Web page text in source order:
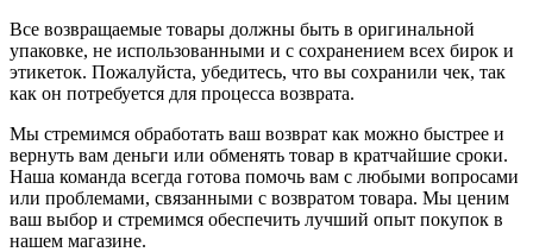
Все возвращаемые товары должны быть в оригинальной
упаковке, не использованными и с сохранением всех бирок и
этикеток. Пожалуйста, убедитесь, что вы сохранили чек, так
как он потребуется для процесса возврата.
Мы стремимся обработать ваш возврат как можно быстрее и
вернуть вам деньги или обменять товар в кратчайшие сроки.
Наша команда всегда готова помочь вам с любыми вопросами
или проблемами, связанными с возвратом товара. Мы ценим
ваш выбор и стремимся обеспечить лучший опыт покупок в
нашем магазине.